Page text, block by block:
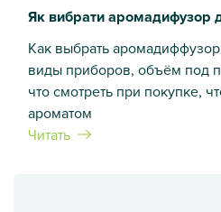
Як вибрати аромадифузор
Как выбрать
виды приборов, объём под
что смотреть при покупке,
ароматом
Читать